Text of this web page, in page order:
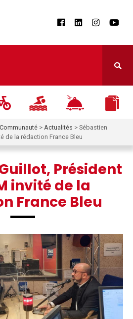
> Actualités > Sébastien
de la rédaction France Bleu
Président
invité de la
France Bleu